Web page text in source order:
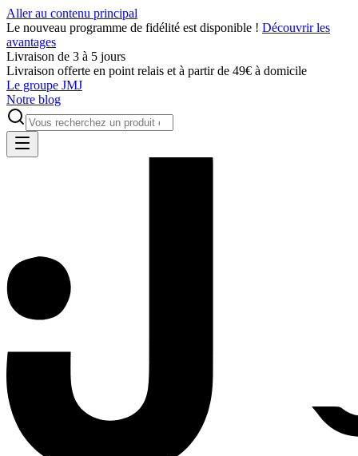
Aller au contenu principal
Le nouveau programme de fidélité est disponible ! Découvrir les
avantages
Livraison de 3 à 5 jours
Livraison offerte en point relais et à partir de 49€ à domicile
Le groupe JMJ
Notre blog